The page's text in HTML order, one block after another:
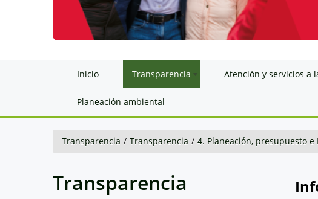
Inicio Transparencia Atención y servicios a
Planeación ambiental
Transparencia / Transparencia / 4. Planeación, presupuesto e
Transparencia